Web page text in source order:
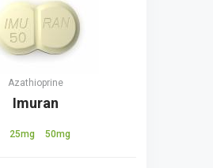
Azathioprine
Imuran
25mg 50mg